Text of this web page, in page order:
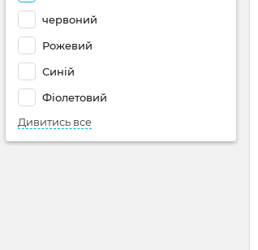
червоний
Рожевий
Синій
Фіолетовий
Дивитись все